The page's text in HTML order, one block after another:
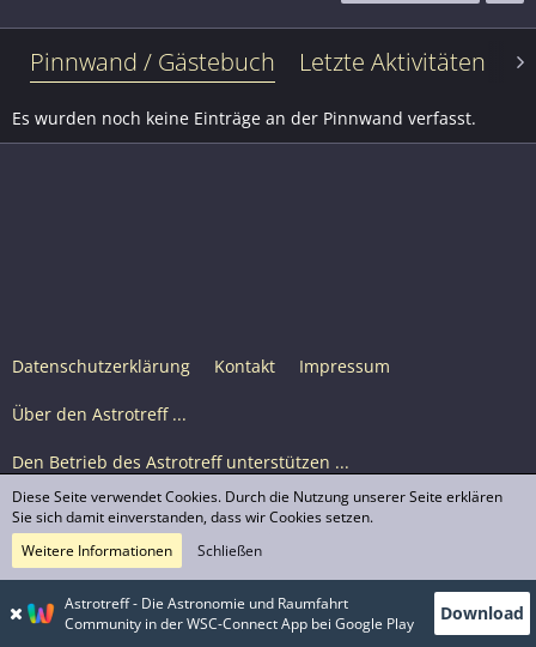
Pinnwand / Gästebuch Letzte Aktivitäten
Es wurden noch keine Einträge an der Pinnwand verfasst.
Datenschutzerklärung Kontakt Impressum
Über den Astrotreff ...
Den Betrieb des Astrotreff unterstützen ...
Nutzungsbedingungen
© Astrotreff 2001-2026, lizenziert unter CC BY-SA,
sofern für einzelne Inhalte nicht anders angegeben
Astrotreff - Die Astronomie und Raumfahrt
Community in der WSC-Connect App bei Google Play
Download
Diese Seite verwendet Cookies. Durch die Nutzung unserer Seite erklären
Sie sich damit einverstanden, dass wir Cookies setzen.
Weitere Informationen
Schließen